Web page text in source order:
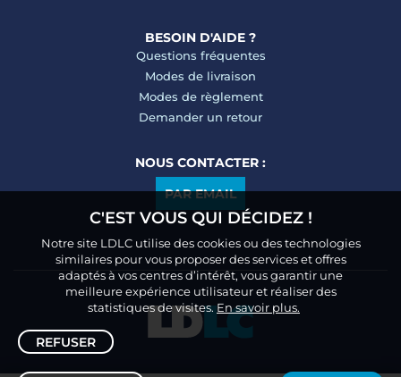
BESOIN D'AIDE ?
Questions fréquentes
Modes de livraison
Modes de règlement
Demander un retour
NOUS CONTACTER :
PAR EMAIL
C'EST VOUS QUI DÉCIDEZ !
Notre site LDLC utilise des cookies ou des technologies
similaires pour vous proposer des services et offres
adaptés à vos centres d’intérêt, vous garantir une
meilleure expérience utilisateur et réaliser des
statistiques de visites.En savoir plus.
REFUSER